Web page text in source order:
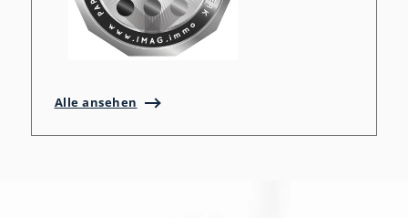
Alle ansehen